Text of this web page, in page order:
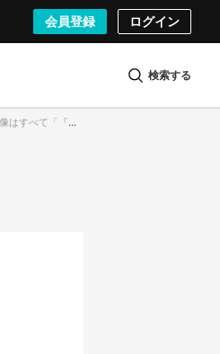
会員登録 ログイン
検索する
周年記念特番」より